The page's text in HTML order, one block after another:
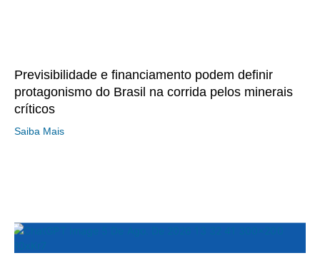
Previsibilidade e financiamento podem definir
protagonismo do Brasil na corrida pelos minerais
críticos
Saiba Mais